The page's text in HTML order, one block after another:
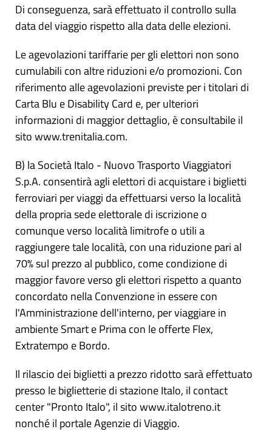
Di conseguenza, sarà effettuato il controllo sulla
data del viaggio rispetto alla data delle elezioni.
Le agevolazioni tariffarie per gli elettori non sono
cumulabili con altre riduzioni e/o promozioni. Con
riferimento alle agevolazioni previste per i titolari di
Carta Blu e Disability Card e, per ulteriori
informazioni di maggior dettaglio, è consultabile il
sito www.trenitalia.com.
B) la Società Italo - Nuovo Trasporto Viaggiatori
S.p.A. consentirà agli elettori di acquistare i biglietti
ferroviari per viaggi da effettuarsi verso la località
della propria sede elettorale di iscrizione o
comunque verso località limitrofe o utili a
raggiungere tale località, con una riduzione pari al
70% sul prezzo al pubblico, come condizione di
maggior favore verso gli elettori rispetto a quanto
concordato nella Convenzione in essere con
l'Amministrazione dell'interno, per viaggiare in
ambiente Smart e Prima con le offerte Flex,
Extratempo e Bordo.
Il rilascio dei biglietti a prezzo ridotto sarà effettuato
presso le biglietterie di stazione Italo, il contact
center "Pronto Italo", il sito www.italotreno.it
nonché il portale Agenzie di Viaggio.